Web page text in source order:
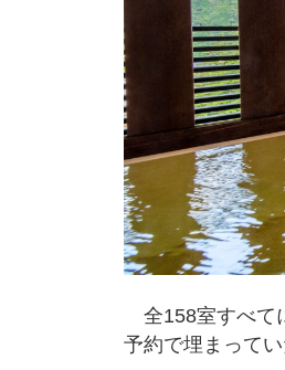
全158室すべて
予約で埋まって